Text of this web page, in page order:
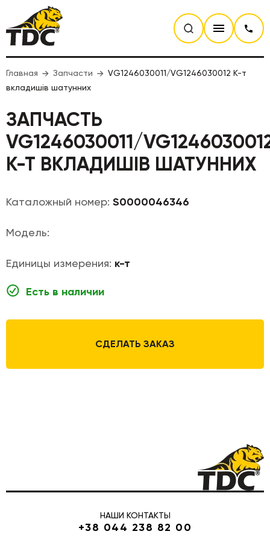
Главная Запчасти
VG1246030011/VG1246030012 К-т
вкладишів шатунних
ЗАПЧАСТЬ
VG1246030011/
К-Т ВКЛАДИШІВ ШАТУННИХ
Каталожный номер: S0000046346
Модель:
Единицы измерения: к-т
Есть в наличии
СДЕЛАТЬ ЗАКАЗ
НАШИ КОНТАКТЫ
+38 044 238 82 00